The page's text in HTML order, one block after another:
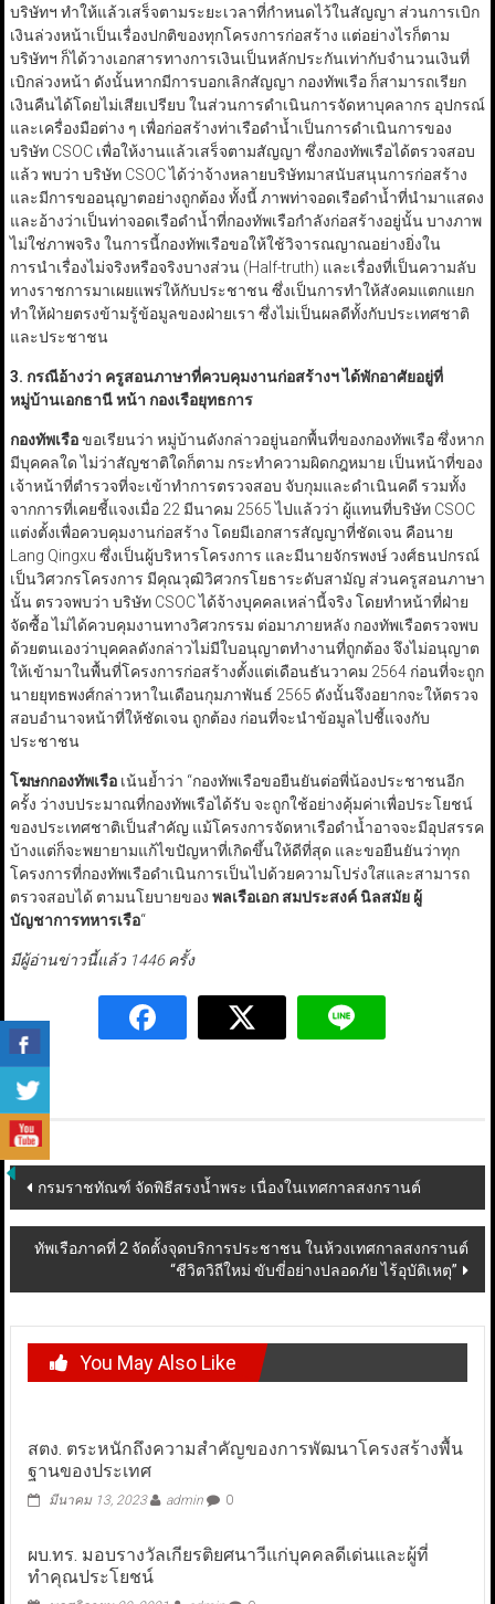
บริษัทฯ ทำให้แล้วเสร็จตามระยะเวลาที่กำหนดไว้ในสัญญา ส่วนการเบิก
เงินล่วงหน้าเป็นเรื่องปกติของทุกโครงการก่อสร้าง แต่อย่างไรก็ตาม
บริษัทฯ ก็ได้วางเอกสารทางการเงินเป็นหลักประกันเท่ากับจำนวนเงินที่
เบิกล่วงหน้า ดังนั้นหากมีการบอกเลิกสัญญา กองทัพเรือ ก็สามารถเรียก
เงินคืนได้โดยไม่เสียเปรียบ ในส่วนการดำเนินการจัดหาบุคลากร อุปกรณ์
และเครื่องมือต่าง ๆ เพื่อก่อสร้างท่าเรือดำน้ำเป็นการดำเนินการของ
บริษัท CSOC เพื่อให้งานแล้วเสร็จตามสัญญา ซึ่งกองทัพเรือได้ตรวจสอบ
แล้ว พบว่า บริษัท CSOC ได้ว่าจ้างหลายบริษัทมาสนับสนุนการก่อสร้าง
และมีการขออนุญาตอย่างถูกต้อง ทั้งนี้ ภาพท่าจอดเรือดำน้ำที่นำมาแสดง
และอ้างว่าเป็นท่าจอดเรือดำน้ำที่กองทัพเรือกำลังก่อสร้างอยู่นั้น บางภาพ
ไม่ใช่ภาพจริง ในการนี้กองทัพเรือขอให้ใช้วิจารณญาณอย่างยิ่งใน
การนำเรื่องไม่จริงหรือจริงบางส่วน (Half-truth) และเรื่องที่เป็นความลับ
ทางราชการมาเผยแพร่ให้กับประชาชน ซึ่งเป็นการทำให้สังคมแตกแยก
ทำให้ฝ่ายตรงข้ามรู้ข้อมูลของฝ่ายเรา ซึ่งไม่เป็นผลดีทั้งกับประเทศชาติ
และประชาชน
3. กรณีอ้างว่า ครูสอนภาษาที่ควบคุมงานก่อสร้างฯ ได้พักอาศัยอยู่ที่
หมู่บ้านเอกธานี หน้า กองเรือยุทธการ
กองทัพเรือขอเรียนว่า หมู่บ้านดังกล่าวอยู่นอกพื้นที่ของกองทัพเรือ ซึ่งหาก
มีบุคคลใด ไม่ว่าสัญชาติใดก็ตาม กระทำความผิดกฎหมาย เป็นหน้าที่ของ
เจ้าหน้าที่ตำรวจที่จะเข้าทำการตรวจสอบ จับกุมและดำเนินคดี รวมทั้ง
จากการที่เคยชี้แจงเมื่อ 22 มีนาคม 2565 ไปแล้วว่า ผู้แทนที่บริษัท CSOC
แต่งตั้งเพื่อควบคุมงานก่อสร้าง โดยมีเอกสารสัญญาที่ชัดเจน คือนาย
Lang Qingxu ซึ่งเป็นผู้บริหารโครงการ และมีนายจักรพงษ์ วงศ์ธนปกรณ์
เป็นวิศวกรโครงการ มีคุณวุฒิวิศวกรโยธาระดับสามัญ ส่วนครูสอนภาษา
นั้น ตรวจพบว่า บริษัท CSOC ได้จ้างบุคคลเหล่านี้จริง โดยทำหน้าที่ฝ่าย
จัดซื้อ ไม่ได้ควบคุมงานทางวิศวกรรม ต่อมาภายหลัง กองทัพเรือตรวจพบ
ด้วยตนเองว่าบุคคลดังกล่าวไม่มีใบอนุญาตทำงานที่ถูกต้อง จึงไม่อนุญาต
ให้เข้ามาในพื้นที่โครงการก่อสร้างตั้งแต่เดือนธันวาคม 2564 ก่อนที่จะถูก
นายยุทธพงศ์กล่าวหาในเดือนกุมภาพันธ์ 2565 ดังนั้นจึงอยากจะให้ตรวจ
สอบอำนาจหน้าที่ให้ชัดเจน ถูกต้อง ก่อนที่จะนำข้อมูลไปชี้แจงกับ
ประชาชน
โฆษกกองทัพเรือเน้นย้ำว่า “กองทัพเรือขอยืนยันต่อพี่น้องประชาชนอีก
ครั้ง ว่างบประมาณที่กองทัพเรือได้รับ จะถูกใช้อย่างคุ้มค่าเพื่อประโยชน์
ของประเทศชาติเป็นสำคัญ แม้โครงการจัดหาเรือดำน้ำอาจจะมีอุปสรรค
บ้างแต่ก็จะพยายามแก้ไขปัญหาที่เกิดขึ้นให้ดีที่สุด และขอยืนยันว่าทุก
โครงการที่กองทัพเรือดำเนินการเป็นไปด้วยความโปร่งใสและสามารถ
ตรวจสอบได้ ตามนโยบายของ พลเรือเอก สมประสงค์ นิลสมัย ผู้
บัญชาการทหารเรือ“
มีผู้อ่านข่าวนี้แล้ว 1446 ครั้ง
Post
navigation
กรมราชทัณฑ์ จัดพิธีสรงน้ำพระ เนื่องในเทศกาลสงกรานต์
ทัพเรือภาคที่ 2 จัดตั้งจุดบริการประชาชน ในห้วงเทศกาลสงกรานต์
“ชีวิตวิถีใหม่ ขับขี่อย่างปลอดภัย ไร้อุบัติเหตุ”
You May Also Like
สตง. ตระหนักถึงความสำคัญของการพัฒนาโครงสร้างพื้น
ฐานของประเทศ
มีนาคม 13, 2023 admin 0
ผบ.ทร. มอบรางวัลเกียรติยศนาวีแก่บุคคลดีเด่นและผู้ที่
ทำคุณประโยชน์